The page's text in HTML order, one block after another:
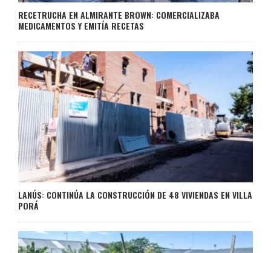
RECETRUCHA EN ALMIRANTE BROWN: COMERCIALIZABA
MEDICAMENTOS Y EMITÍA RECETAS
LANÚS: CONTINÚA LA CONSTRUCCIÓN DE 48 VIVIENDAS EN VILLA
PORÁ